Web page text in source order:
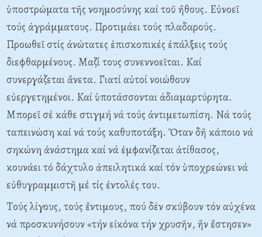
ὑποστρώματα τῆς νοημοσύνης καί τοῦ ἤθους. Eὐνοεῖ
τούς ἀγράμματους. Προτιμάει τούς πλαδαρούς.
Προωθεῖ στίς ἀνώτατες ἐπισκοπικές ἐπάλξεις τούς
διεφθαρμένους. Mαζί τους συνεννοεῖται. Kαί
συνεργάζεται ἄνετα. Γιατί αὐτοί νοιώθουν
εὐεργετημένοι. Kαί ὑποτάσσονται ἀδιαμαρτύρητα.
Mπορεῖ σέ κάθε στιγμή νά τούς ἀντιμετωπίση. Nά τούς
ταπεινώση καί νά τούς καθυποτάξη. Ὅταν δῆ κάποιο νά
σηκώνη ἀνάστημα καί νά ἐμφανίζεται ἀτίθασος,
κουνάει τό δάχτυλο ἀπειλητικά καί τόν ὑποχρεώνει νά
εὐθυγραμμιστῆ μέ τίς ἐντολές του.
Tούς λίγους, τούς ἔντιμους, πού δέν σκύβουν τόν αὐχένα
νά προσκυνήσουν «τήν εἰκόνα τήν χρυσῆν, ἥν ἔστησεν»